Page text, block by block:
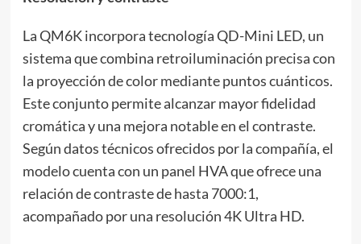
La QM6K incorpora tecnología QD-Mini LED, un
sistema que combina retroiluminación precisa con
la proyección de color mediante puntos cuánticos.
Este conjunto permite alcanzar mayor fidelidad
cromática y una mejora notable en el contraste.
Según datos técnicos ofrecidos por la compañía, el
modelo cuenta con un panel HVA que ofrece una
relación de contraste de hasta 7000:1,
acompañado por una resolución 4K Ultra HD.